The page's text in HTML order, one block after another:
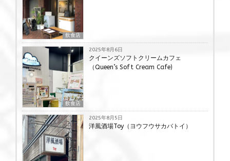
飲食店
飲食店
2025年8月6日
クイーンズソフトクリームカフェ
（Queen’s Soft Cream Cafe)
2025年8月5日
洋風酒場Toy（ヨウフウサカバトイ）